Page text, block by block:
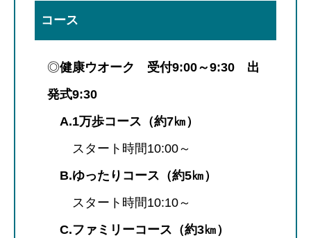
コース
◎健康ウオーク 受付9:00～9:30 出
発式9:30
A.1万歩コース（約7㎞）
スタート時間10:00～
B.ゆったりコース（約5㎞）
スタート時間10:10～
C.ファミリーコース（約3㎞）